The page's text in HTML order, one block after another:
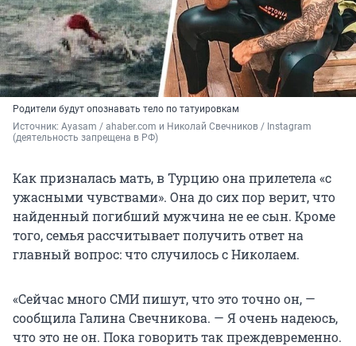
Родители будут опознавать тело по татуировкам
Источник: Ayasam / ahaber.com и Николай Свечников / Instagram
(деятельность запрещена в РФ)
Как призналась мать, в Турцию она прилетела «с
ужасными чувствами». Она до сих пор верит, что
найденный погибший мужчина не ее сын. Кроме
того, семья рассчитывает получить ответ на
главный вопрос: что случилось с Николаем.
«Сейчас много СМИ пишут, что это точно он, —
сообщила Галина Свечникова. — Я очень надеюсь,
что это не он. Пока говорить так преждевременно.